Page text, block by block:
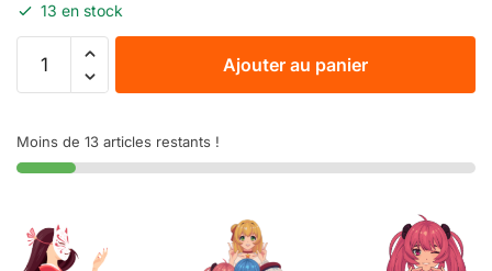
13 en stock
Ajouter au panier
Moins de 13 articles restants !